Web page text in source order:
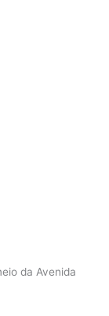
da Avenida